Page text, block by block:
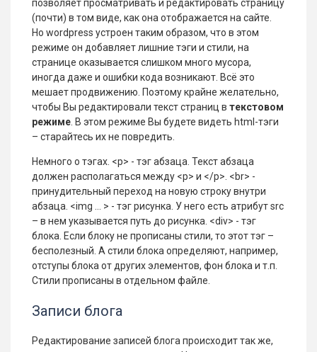
позволяет просматривать и редактировать страницу
(почти) в том виде, как она отображается на сайте.
Но wordpress устроен таким образом, что в этом
режиме он добавляет лишние тэги и стили, на
странице оказывается слишком много мусора,
иногда даже и ошибки кода возникают. Всё это
мешает продвижению. Поэтому крайне желательно,
чтобы Вы редактировали текст страниц в текстовом
режиме . В этом режиме Вы будете видеть html-тэги
– старайтесь их не повредить.
Немного о тэгах. <p> - тэг абзаца. Текст абзаца
должен располагаться между <p> и </p>. <br> -
принудительный переход на новую строку внутри
абзаца. <img … > - тэг рисунка. У него есть атрибут src
– в нем указывается путь до рисунка. <div> - тэг
блока. Если блоку не прописаны стили, то этот тэг –
бесполезный. А стили блока определяют, например,
отступы блока от других элементов, фон блока и т.п.
Стили прописаны в отдельном файле.
Записи блога
Редактирование записей блога происходит так же,